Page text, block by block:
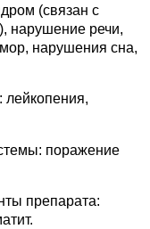
(связан с
нарушение речи,
нарушения сна,
лейкопения,
поражение
препарата: